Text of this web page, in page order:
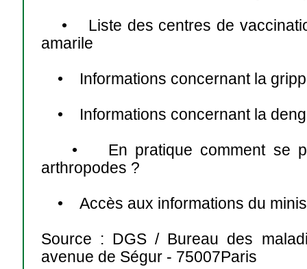
• Liste des centres de
amarile
• Informations concernant la
• Informations concernant la
• En pratique comment se
arthropodes ?
• Accès aux informations du
Source : DGS / Bureau des
avenue de Ségur - 75007Paris